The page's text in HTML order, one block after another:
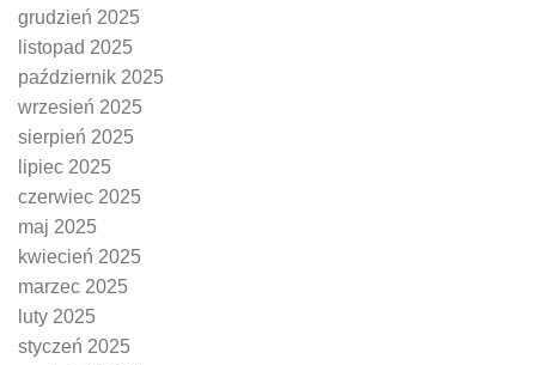
grudzień 2025
listopad 2025
październik 2025
wrzesień 2025
sierpień 2025
lipiec 2025
czerwiec 2025
maj 2025
kwiecień 2025
marzec 2025
luty 2025
styczeń 2025